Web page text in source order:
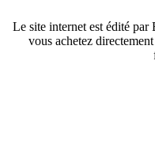
Le site internet est édité
vous achetez